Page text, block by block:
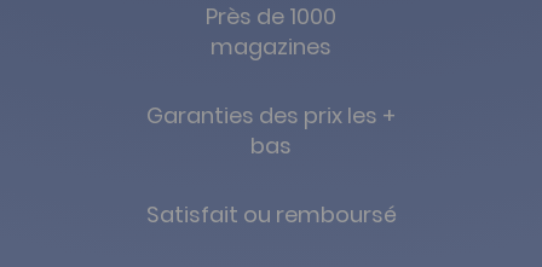
Près de 1000
magazines
Garanties des prix les +
bas
Satisfait ou remboursé